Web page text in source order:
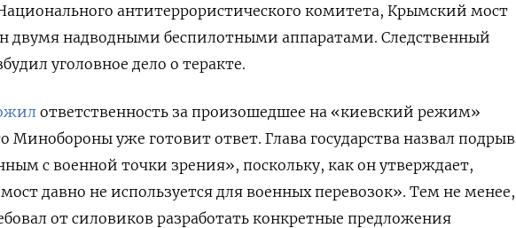
антитеррористического комитета, Крымский мост
двумя надводными беспилотными аппаратами. Следственный
уголовное дело о теракте.
ответственность за произошедшее на «киевский режим»
Минобороны уже готовит ответ. Глава государства назвал подрыв
с военной точки зрения», поскольку, как он утверждает,
давно не используется для военных перевозок». Тем не менее,
от силовиков разработать конкретные предложения